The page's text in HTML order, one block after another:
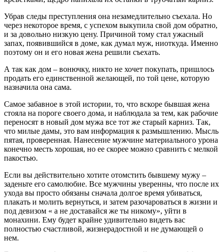
Убрав следы преступления она незамедлительно съехала. Но
через некоторое время, с успехом выкупила свой дом обратно,
и за довольно низкую цену. Причиной тому стал ужасный
запах, появившийся в доме, как думал муж, ниоткуда. Именно
поэтому он и его новая жена решили съехать.
А так как дом – вонючку, никто не хочет покупать, пришлось
продать его единственной желающей, по той цене, которую
назначила она сама.
Самое забавное в этой истории, то, что вскоре бывшая жена
стояла на пороге своего дома, и наблюдала за тем, как рабочие
переносят в новый дом мужа все тот же старый карниз. Так,
что милые дамы, это вам информация к размышлению. Мысль
пятая, проверенная. Нанесение мужчине материального урона
конечно месть хорошая, но ее скорее можно сравнить с мелкой
пакостью.
Если вы действительно хотите отомстить бывшему мужу –
заденьте его самолюбие. Все мужчины уверенны, что после их
ухода вы просто обязаны сначала долгое время убиваться,
плакать и молить вернуться, и затем разочароваться в жизни и
под девизом « а не доставайся же ты никому», уйти в
монахини. Ему будет крайне удивительно видеть вас
полностью счастливой, жизнерадостной и не думающей о
нем.